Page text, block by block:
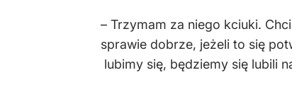
– Trzymam za niego kciuki.
sprawie dobrze, jeżeli to się
lubimy się, będziemy się lubili